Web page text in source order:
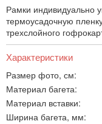
Рамки индивидуально
термоусадочную
трехслойного
Характеристики
Размер фото, см:
Материал багета:
Материал вставки:
Ширина багета, мм: